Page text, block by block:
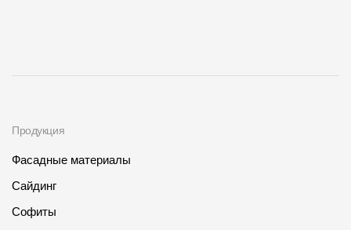
Продукция
Фасадные материалы
Сайдинг
Софиты